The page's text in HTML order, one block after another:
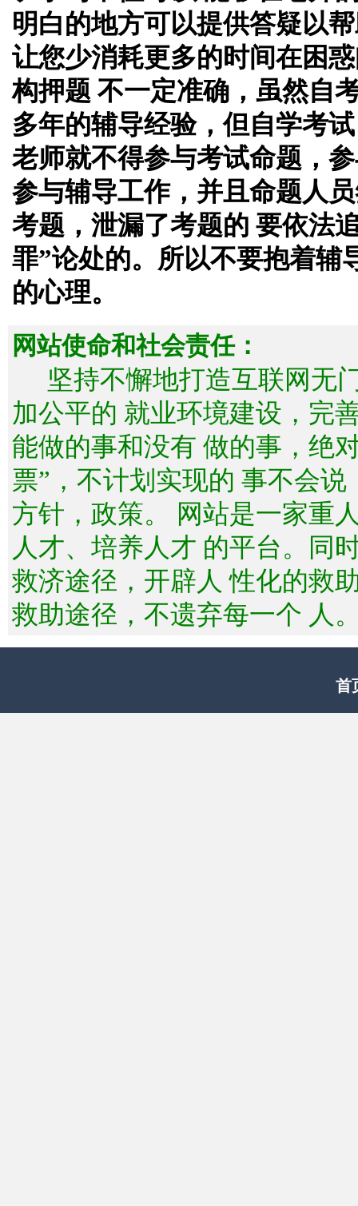
明白的地方可以提供答疑以
让您少消耗更多的时间在困
构押题 不一定准确，虽然自
多年的辅导经验，但自学考
老师就不得参与考试命题，
参与辅导工作，并且命题人
考题，泄漏了考题的 要依法
罪”论处的。所以不要抱着辅
的心理。
网站使命和社会责任：
坚持不懈地打造互联网无
加公平的 就业环境建设，完
能做的事和没有 做的事，绝
票”，不计划实现的 事不会
方针，政策。 网站是一家重
人才、培养人才 的平台。同
救济途径，开辟人 性化的救
救助途径，不遗弃每一个 人
首